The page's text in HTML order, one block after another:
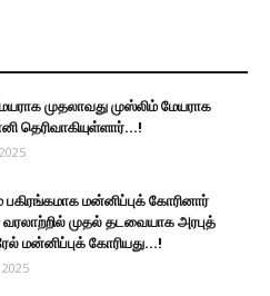
முதலாவது முஸ்லிம் மேயராக
தெரிவாகியுள்ளார்...!
பகிரங்கமாக மன்னிப்புக் கோரினார்
முதல் தடவையாக அரபுத்
மன்னிப்புக் கோரியது...!